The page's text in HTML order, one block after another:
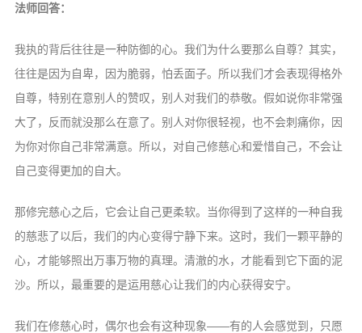
法师回答：
我执的背后往往是一种防御的心。我们为什么要那么自尊？其实，
往往是因为自卑，因为脆弱，怕丢面子。所以我们才会表现得格外
自尊，特别在意别人的赞叹，别人对我们的恭敬。假如说你非常强
大了，反而就没那么在意了。别人对你很轻视，也不会刺痛你，因
为你对你自己非常满意。所以，对自己修慈心和爱惜自己，不会让
自己变得更加的自大。
那修完慈心之后，它会让自己更柔软。当你得到了这样的一种自我
的慈悲了以后，我们的内心变得宁静下来。这时，我们一颗平静的
心，才能够照出万事万物的真理。清澈的水，才能看到它下面的泥
沙。所以，最重要的是运用慈心让我们的内心获得安宁。
我们在修慈心时，偶尔也会有这种现象——有的人会感觉到，只愿